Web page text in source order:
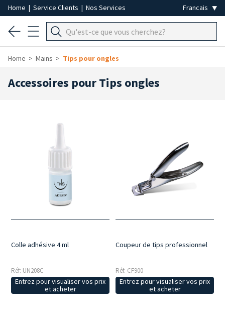
Home | Service Clients | Nos Services
Home Mains Tips pour ongles
Accessoires pour Tips ongles
Colle adhésive 4 ml
Réf: UN208C
Entrez pour visualiser vos prix
et acheter
Coupeur de tips professionnel
Réf: CF900
Entrez pour visualiser vos prix
et acheter